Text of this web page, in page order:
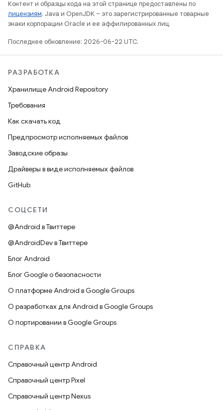
Контент и образцы кода на этой странице предоставлены по
лицензиям. Java и OpenJDK – это зарегистрированные товарные
знаки корпорации Oracle и ее аффилированных лиц.
Последнее обновление: 2026-06-22 UTC.
РАЗРАБОТКА
Хранилище Android Repository
Требования
Как скачать код
Предпросмотр исполняемых файлов
Заводские образы
Драйверы в виде исполняемых файлов
GitHub
СОЦСЕТИ
@Android в Твиттере
@AndroidDev в Твиттере
Блог Android
Блог Google о безопасности
О платформе Android в Google Groups
О разработках для Android в Google Groups
О портировании в Google Groups
СПРАВКА
Справочный центр Android
Справочный центр Pixel
Справочный центр Nexus